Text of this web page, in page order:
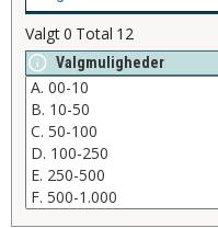
Valgt0 Total 12
Valgmuligheder